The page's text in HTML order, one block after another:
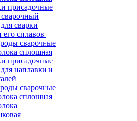
присадочные
сварки
сплавов
сварочные
сплошная
присадочные
наплавки и
сварочные
сплошная